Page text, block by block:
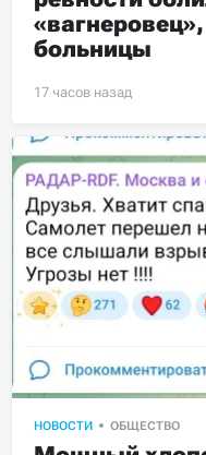
больницы
НОВОСТИ ОБЩЕСТВО